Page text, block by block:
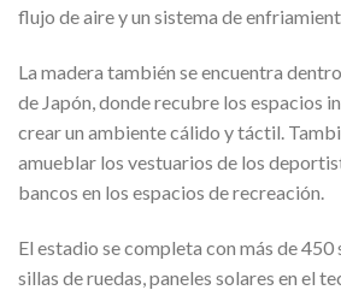
flujo de aire y un sistema de
La madera también se encuentra
de Japón, donde recubre los espacios
crear un ambiente cálido y táctil.
amueblar los vestuarios de los
bancos en los espacios de recreación.
El estadio se completa con más de
sillas de ruedas, paneles solares en el